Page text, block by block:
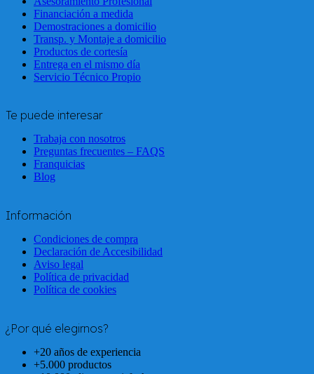
Financiación a medida
Demostraciones a domicilio
Transp. y Montaje a domicilio
Productos de cortesía
Entrega en el mismo día
Servicio Técnico Propio
Te puede interesar
Trabaja con nosotros
Preguntas frecuentes – FAQS
Franquicias
Blog
Información
Condiciones de compra
Declaración de Accesibilidad
Aviso legal
Política de privacidad
Política de cookies
¿Por qué elegirnos?
+20 años de experiencia
+5.000 productos